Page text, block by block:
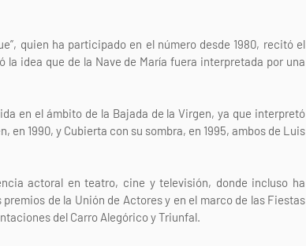
quien ha participado en el número desde 1980, recitó el
idea que de la Nave de María fuera interpretada por una
en el ámbito de la Bajada de la Virgen, ya que interpretó
1990, y Cubierta con su sombra, en 1995, ambos de Luis
actoral en teatro, cine y televisión, donde incluso ha
de la Unión de Actores y en el marco de las Fiestas
del Carro Alegórico y Triunfal.